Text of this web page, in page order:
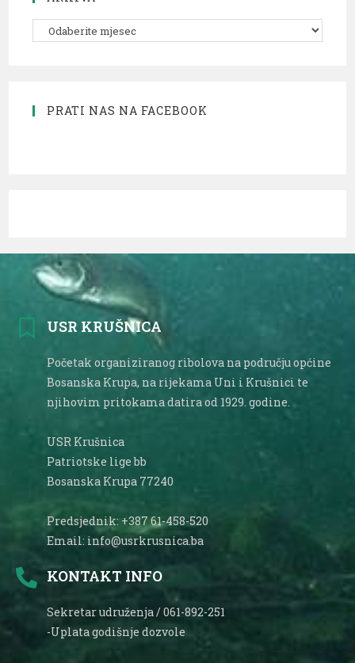
PRATI NAS NA FACEBOOK
USR KRUŠNICA
Početak organiziranog ribolova na području općine
Bosanska Krupa, na rijekama Uni i Krušnici te
njihovim pritokama datira od 1929. godine.
USR Krušnica
Patriotske lige bb
Bosanska Krupa 77240
Predsjednik: +387 61-458-520
Email: info@usrkrusnica.ba
KONTAKT INFO
Sekretar udruženja / 061-892-251
-Uplata godišnje dozvole